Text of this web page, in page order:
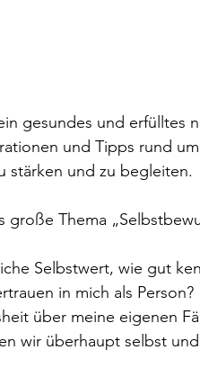
gesundes und erfülltes
und Tipps rund
stärken und zu begleiten.
große Thema
Selbstwert, wie gut
in mich als Person?
über meine eigenen
wir überhaupt selbst